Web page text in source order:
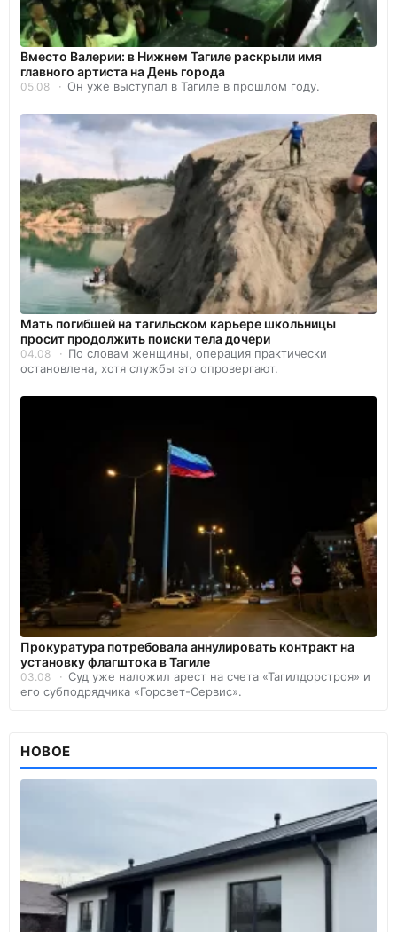
Вместо Валерии: в Нижнем Тагиле раскрыли имя
главного артиста на День города
05.08 Он уже выступал в Тагиле в прошлом году.
Мать погибшей на тагильском карьере школьницы
просит продолжить поиски тела дочери
04.08
По словам женщины, операция практически
остановлена, хотя службы это опровергают.
Прокуратура потребовала аннулировать контракт на
установку флагштока в Тагиле
03.08
Суд уже наложил арест на счета «Тагилдорстроя» и
его субподрядчика «Горсвет-Сервис».
НОВОЕ